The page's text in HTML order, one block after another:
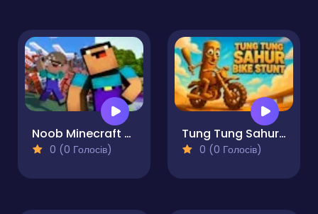
Noob Minecraft Reassembled
0 (0 Голосів)
Tung Tung Sahur Bike Stunt
0 (0 Голосів)